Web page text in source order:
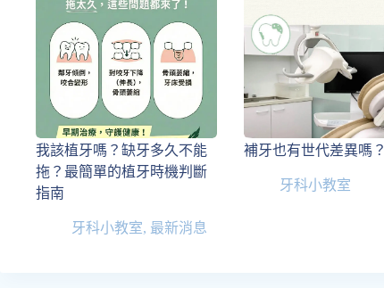
我該植牙嗎？缺牙多久不能
拖？最簡單的植牙時機判斷
指南
牙科小教室, 最新消息
補牙也有世代差異嗎？
牙科小教室